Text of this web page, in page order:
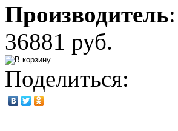
Производитель:
36881 руб.
Поделиться: